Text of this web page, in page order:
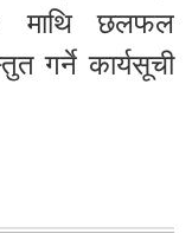
माथि छलफल
गर्ने कार्यसूची